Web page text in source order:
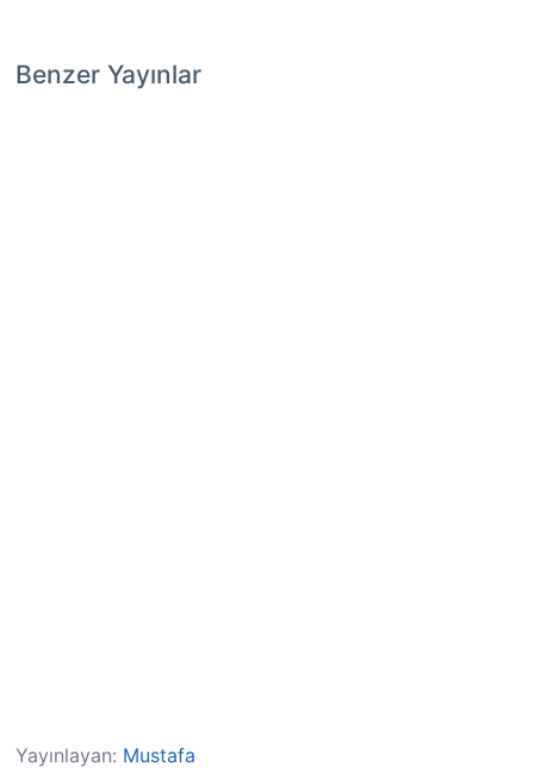
Benzer Yayınlar
Yayınlayan: Mustafa